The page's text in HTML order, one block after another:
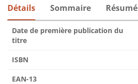
Détails Sommaire Résumé
Date de première publication du
titre
ISBN
EAN-13